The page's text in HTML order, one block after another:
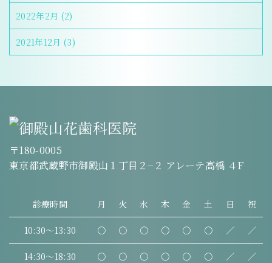
2022年2月 (2)
2021年12月 (3)
〒180-0005
東京都武蔵野市御殿山１丁目２−２ アレーテ高橋 ４F
診療時間 月 火 水 木 金 土 日 祝
10:30～13:30 〇 〇 〇 〇 〇 〇 ／ ／
14:30～18:30 〇 〇 〇 〇 〇 〇 ／
／